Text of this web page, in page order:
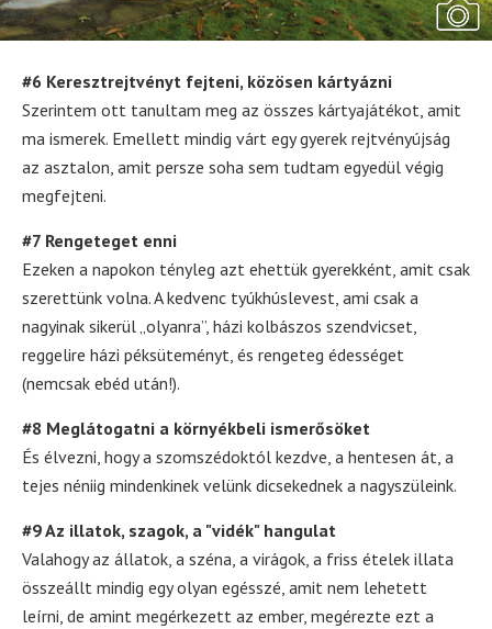
#6 Keresztrejtvényt fejteni, közösen kártyázni
Szerintem ott tanultam meg az összes kártyajátékot, amit
ma ismerek. Emellett mindig várt egy gyerek rejtvényújság
az asztalon, amit persze soha sem tudtam egyedül végig
megfejteni.
#7 Rengeteget enni
Ezeken a napokon tényleg azt ehettük gyerekként, amit csak
szerettünk volna. A kedvenc tyúkhúslevest, ami csak a
nagyinak sikerül „olyanra”, házi kolbászos szendvicset,
reggelire házi péksüteményt, és rengeteg édességet
(nemcsak ebéd után!).
#8 Meglátogatni a környékbeli ismerősöket
És élvezni, hogy a szomszédoktól kezdve, a hentesen át, a
tejes néniig mindenkinek velünk dicsekednek a nagyszüleink.
#9 Az illatok, szagok, a "vidék" hangulat
Valahogy az állatok, a széna, a virágok, a friss ételek illata
összeállt mindig egy olyan egésszé, amit nem lehetett
leírni, de amint megérkezett az ember, megérezte ezt a